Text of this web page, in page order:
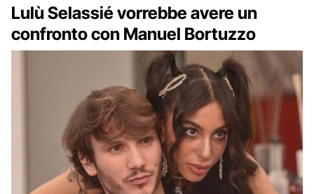
Lulù Selassié vorrebbe avere un
confronto con Manuel Bortuzzo